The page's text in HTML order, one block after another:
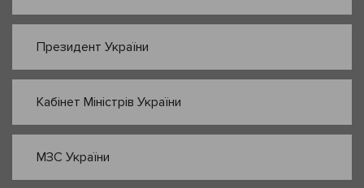
Президент України
Кабінет Міністрів України
МЗС України